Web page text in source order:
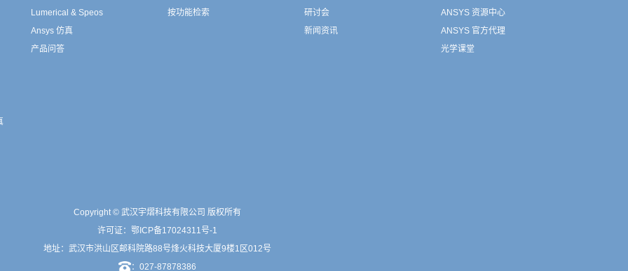
Lumerical & Speos
Ansys 仿真
产品问答
按功能检索
研讨会
新闻资讯
ANSYS 资源中心
ANSYS 官方代理
光学课堂
Copyright © 武汉宇熠科技有限公司 版权所有
许可证： 鄂ICP备17024311号-1
地址：武汉市洪山区邮科院路88号烽火科技大厦9楼1区012号
：027-87878386